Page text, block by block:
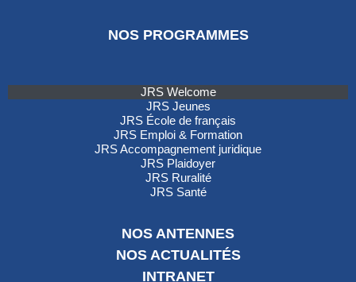
NOS PROGRAMMES
JRS Welcome
JRS Jeunes
JRS École de français
JRS Emploi & Formation
JRS Accompagnement juridique
JRS Plaidoyer
JRS Ruralité
JRS Santé
NOS ANTENNES
NOS ACTUALITÉS
INTRANET